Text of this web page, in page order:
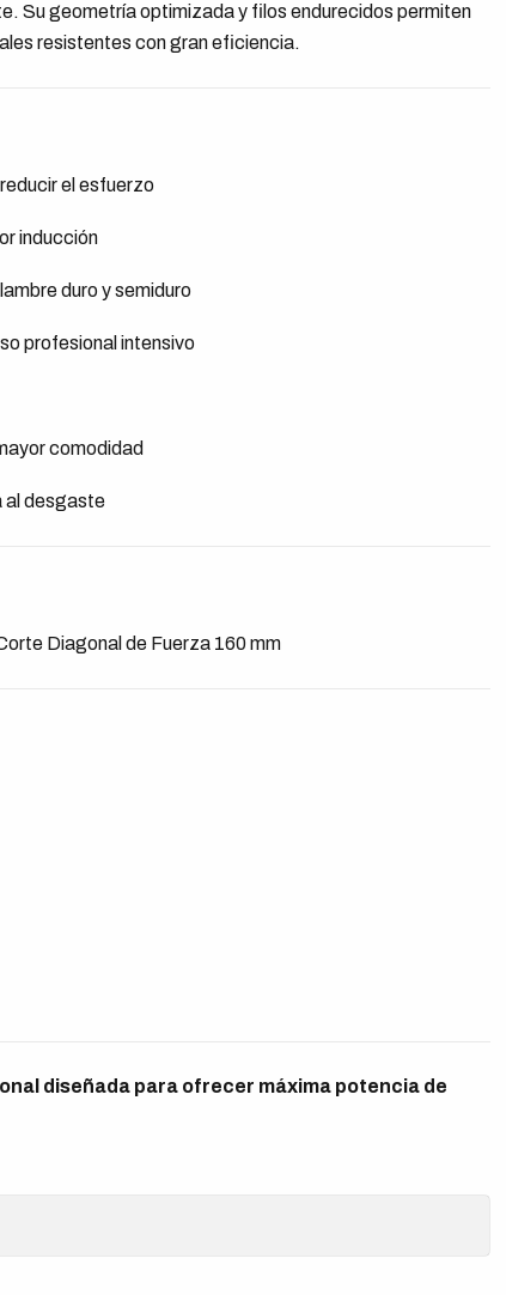
Su geometría optimizada y filos endurecidos permiten
resistentes con gran eficiencia.
el esfuerzo
inducción
duro y semiduro
profesional intensivo
comodidad
al desgaste
Diagonal de Fuerza 160 mm
diseñada para ofrecer máxima potencia de